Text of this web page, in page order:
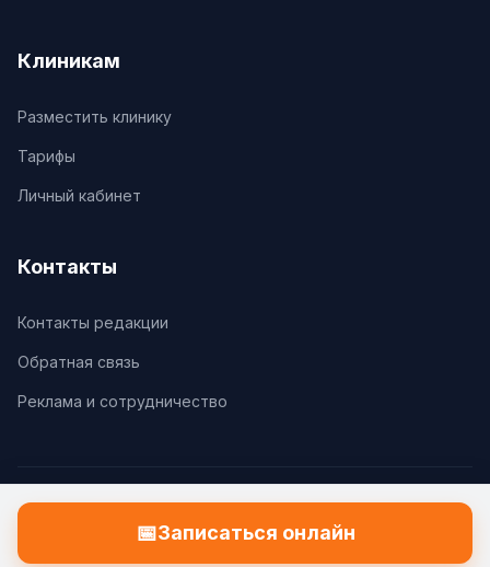
📅Записаться онлайн
Клиникам
Разместить клинику
Тарифы
Личный кабинет
Контакты
Контакты редакции
Обратная связь
Реклама и сотрудничество
Политика конфиденциальности